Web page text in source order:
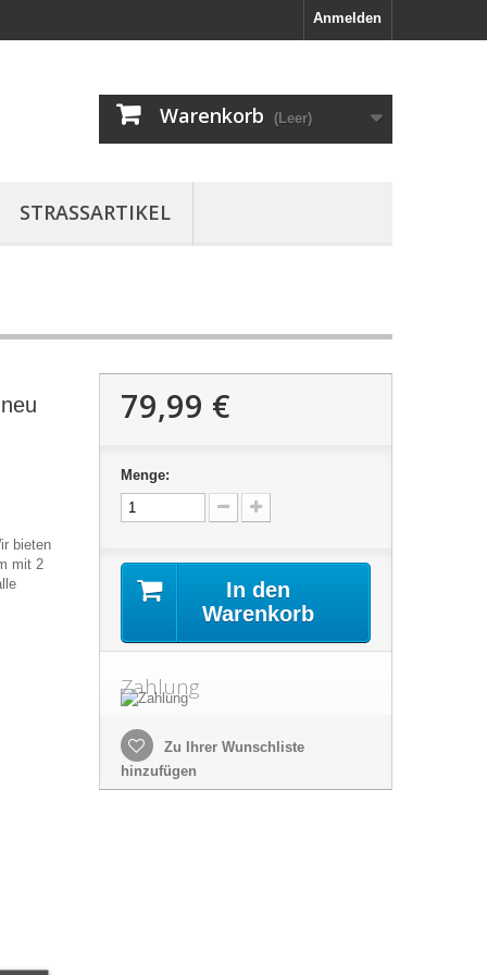
Anmelden
Warenkorb (Leer)
STRASSARTIKEL
bieten
mit 2
79,99 €
Menge:
In den
Warenkorb
Zahlung
Zu Ihrer Wunschliste
hinzufügen